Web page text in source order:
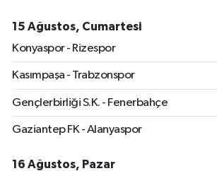
15 Ağustos, Cumartesi
Konyaspor - Rizespor
Kasımpaşa - Trabzonspor
Gençlerbirliği S.K. - Fenerbahçe
Gaziantep FK - Alanyaspor
16 Ağustos, Pazar